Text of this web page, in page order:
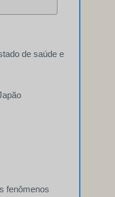
de saúde e
fenômenos